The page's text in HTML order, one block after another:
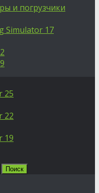
и погрузчики
Simulator 17
25
22
19